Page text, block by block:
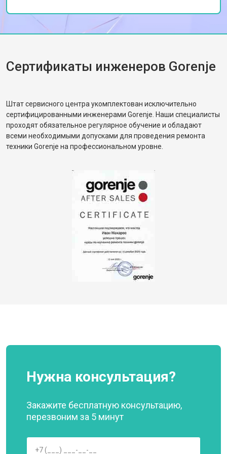
Замена нижнего уплотнителя
Замена заливного шланга от 850 ₽ Заказать
Сертификаты инженеров Gorenje
Штат сервисного центра укомплектован исключительно
сертифицированными инженерами Gorenje. Наши специалисты
проходят обязательное регулярное обучение и обладают
всеми необходимыми допусками для проведения ремонта
техники Gorenje на профессиональном уровне.
Нужна консультация?
Закажите бесплатную консультацию,
перезвоним за 5 минут